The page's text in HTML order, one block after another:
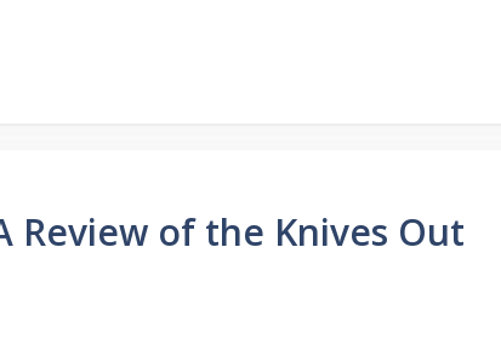
Review of the Knives Out